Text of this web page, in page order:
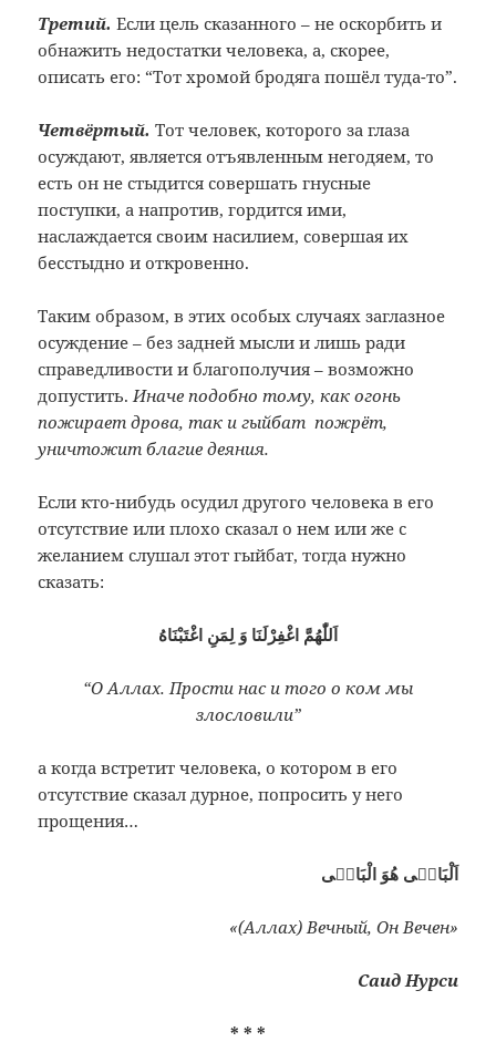
Третий. Если цель сказанного – не оскорбить и
обнажить недостатки человека, а, скорее,
описать его: “Тот хромой бродяга пошёл туда-то”.
Четвёртый. Тот человек, которого за глаза
осуждают, является отъявленным негодяем, то
есть он не стыдится совершать гнусные
поступки, а напротив, гордится ими,
наслаждается своим насилием, совершая их
бесстыдно и откровенно.
Таким образом, в этих особых случаях заглазное
осуждение – без задней мысли и лишь ради
справедливости и благополучия – возможно
допустить.Иначе подобно тому, как огонь
пожирает дрова, так и гыйбат пожрёт,
уничтожит благие деяния.
Если кто-нибудь осудил другого человека в его
отсутствие или плохо сказал о нем или же с
желанием слушал этот гыйбат, тогда нужно
сказать:
اَللّٰهُمَّ اغْفِرْلَنَا وَ لِمَنِ اغْتَبْنَاهُ
“О Аллах. Прости нас и того о ком мы
злословили”
а когда встретит человека, о котором в его
отсутствие сказал дурное, попросить у него
прощения…
اَلْبَاقٖى هُوَ الْبَاقٖى
«(Аллах) Вечный, Он Вечен»
Саид Нурси
* * *